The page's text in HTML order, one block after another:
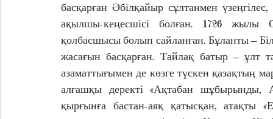
басқарған Әбілқайыр сұлтанмен
ақылшы-кеңесшісі болған. 1726
қолбасшысы болып сайланған. Бұланты –
жасағын басқарған. Тайлақ батыр – ұлт
азаматтығымен де көзге түскен қазақтың
алғашқы деректі «Ақтабан шұбырынды,
қырғынға бастан-аяқ қатысқан, атақты